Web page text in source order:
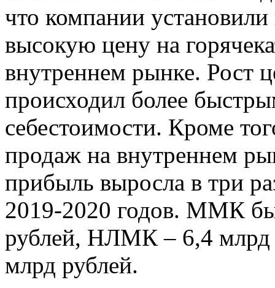
что компании
высокую цену на
внутреннем рынке. Рост
происходил более
себестоимости. Кроме
продаж на внутреннем
прибыль выросла в три
2019-2020 годов. ММК
рублей, НЛМК – 6,4 млрд
млрд рублей.